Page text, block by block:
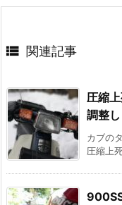
 関連記事
圧縮
調整し
カブの
圧縮上